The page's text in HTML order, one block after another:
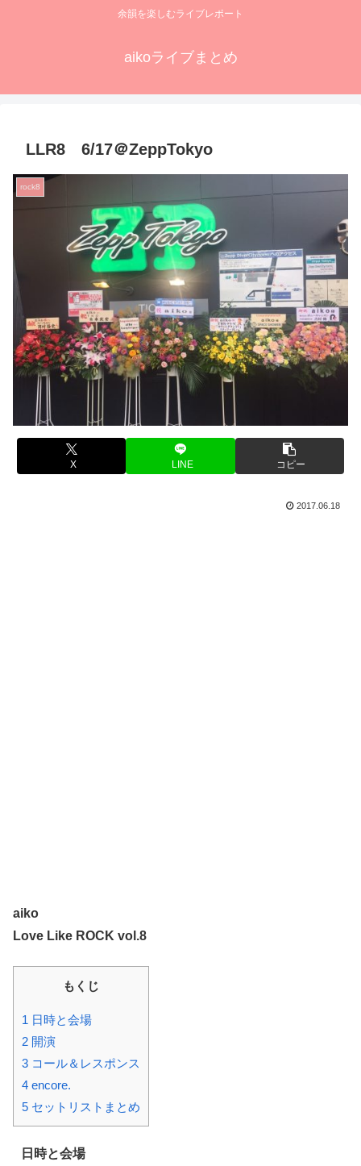
余韻を楽しむライブレポート
aikoライブまとめ
LLR8 6/17＠ZeppTokyo
rock8
X LINE コピー
2017.06.18
aiko
Love Like ROCK vol.8
もくじ
1 日時と会場
2 開演
3 コール＆レスポンス
4 encore.
5 セットリストまとめ
日時と会場